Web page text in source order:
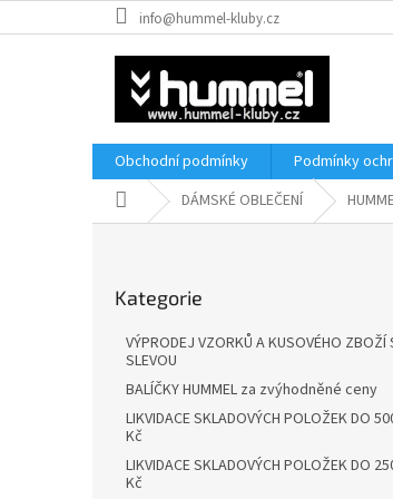
na
info@hummel-kluby.cz
Obchodní podmínky Podmínky
Domů DÁMSKÉ OBLEČENÍ
kategorie
Kategorie
VÝPRODEJ VZORKŮ A KUSOVÉHO ZBOŽÍ
SLEVOU
BALÍČKY HUMMEL za zvýhodněné ceny
LIKVIDACE SKLADOVÝCH POLOŽEK DO
Kč
LIKVIDACE SKLADOVÝCH POLOŽEK DO
Kč